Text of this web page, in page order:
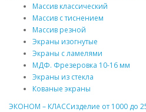
Массив классический
Массив с тиснением
Массив резной
Экраны изогнутые
Экраны с ламелями
МДФ. Фрезеровка 10-16 мм
Экраны из стекла
Кованые экраны
ЭКОНОМ – КЛАССизделие от 1000 до